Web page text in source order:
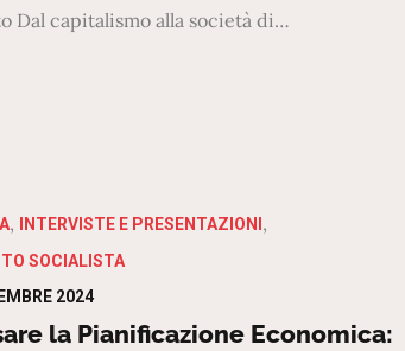
Dal capitalismo alla società di…
INTERVISTE E PRESENTAZIONI
SOCIALISTA
2024
la Pianificazione Economica: